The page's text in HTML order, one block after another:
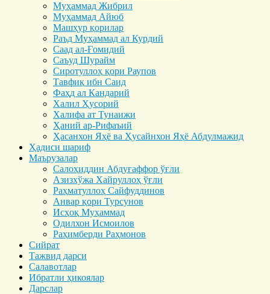
Муҳаммад Жибрил
Муҳаммад Айюб
Машҳур қорилар
Раъд Муҳаммад ал Курдий
Саад ал-Ғомидий
Саъуд Шурайм
Сиротуллоҳ қори Раупов
Тавфиқ ибн Саид
Фаҳд ал Кандарий
Халил Ҳусорий
Халифа ат Тунаижи
Ҳаний ар-Рифаъий
Ҳасанхон Яҳё ва Ҳусайнхон Яҳё Абдулмажид
Ҳадиси шариф
Маърузалар
Салоҳиддин Абдуғаффор ўғли
Азизхўжа Хайруллоҳ ўғли
Раҳматуллоҳ Сайфуддинов
Анвар қори Турсунов
Исҳоқ Муҳаммад
Одилхон Исмоилов
Раҳимберди Раҳмонов
Сийрат
Тажвид дарси
Салавотлар
Ибратли ҳикоялар
Дарслар